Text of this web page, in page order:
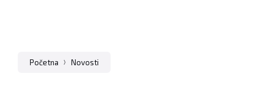
Početna Novosti